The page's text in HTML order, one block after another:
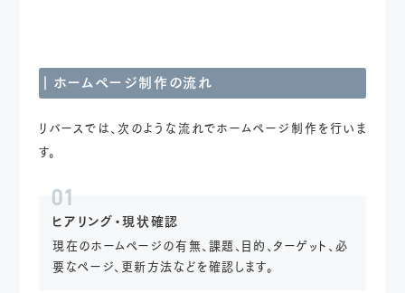
ホームページ制作の流れ
リバースでは、次のような流れでホームページ制作を行いま
す。
01
ヒアリング・現状確認
現在のホームページの有無、課題、目的、ターゲット、必
要なページ、更新方法などを確認します。